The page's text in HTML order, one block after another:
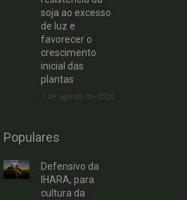
soja ao excesso
de luz e
favorecer o
crescimento
inicial das
plantas
7 de agosto de 2026
Populares
Defensivo da
IHARA, para
cultura da